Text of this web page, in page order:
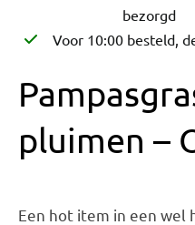
bezorgd
Voor 10:00 besteld,
pluimen –
Een hot item in een wel